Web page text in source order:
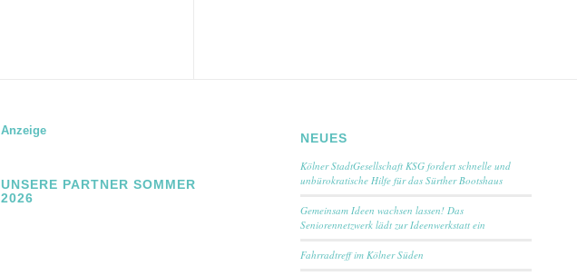
Anzeige
UNSERE PARTNER SOMMER
2026
NEUES
Kölner StadtGesellschaft KSG fordert schnelle und
unbürokratische Hilfe für das Sürther Bootshaus
Gemeinsam Ideen wachsen lassen! Das
Seniorennetzwerk lädt zur Ideenwerkstatt ein
Fahrradtreff im Kölner Süden